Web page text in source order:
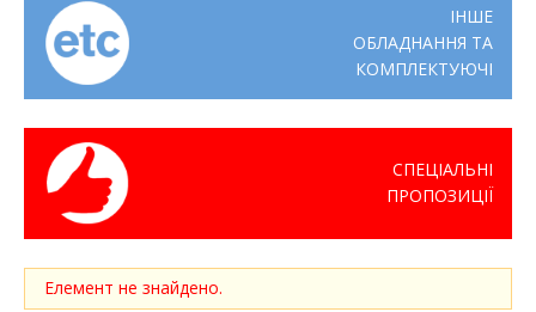
ІНШЕ
ОБЛАДНАННЯ ТА
КОМПЛЕКТУЮЧІ
СПЕЦІАЛЬНІ
ПРОПОЗИЦІЇ
Елемент не знайдено.